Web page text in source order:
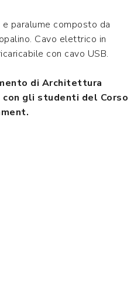
paralume composto da
Cavo elettrico in
con cavo USB.
di Architettura
con gli studenti del Corso